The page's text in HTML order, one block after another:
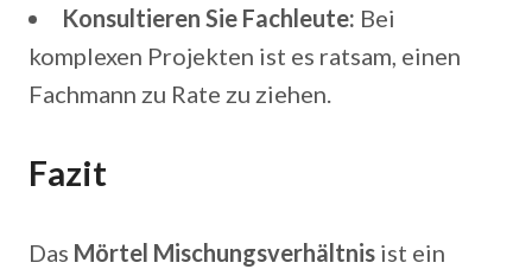
Konsultieren Sie Fachleute: Bei
komplexen Projekten ist es ratsam, einen
Fachmann zu Rate zu ziehen.
Fazit
Das Mörtel Mischungsverhältnis ist ein